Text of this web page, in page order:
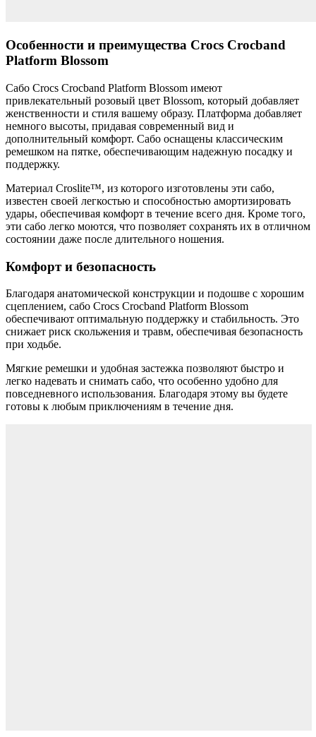
Особенности и преимущества Crocs Crocband
Platform Blossom
Сабо Crocs Crocband Platform Blossom имеют
привлекательный розовый цвет Blossom, который добавляет
женственности и стиля вашему образу. Платформа добавляет
немного высоты, придавая современный вид и
дополнительный комфорт. Сабо оснащены классическим
ремешком на пятке, обеспечивающим надежную посадку и
поддержку.
Материал Croslite™, из которого изготовлены эти сабо,
известен своей легкостью и способностью амортизировать
удары, обеспечивая комфорт в течение всего дня. Кроме того,
эти сабо легко моются, что позволяет сохранять их в отличном
состоянии даже после длительного ношения.
Комфорт и безопасность
Благодаря анатомической конструкции и подошве с хорошим
сцеплением, сабо Crocs Crocband Platform Blossom
обеспечивают оптимальную поддержку и стабильность. Это
снижает риск скольжения и травм, обеспечивая безопасность
при ходьбе.
Мягкие ремешки и удобная застежка позволяют быстро и
легко надевать и снимать сабо, что особенно удобно для
повседневного использования. Благодаря этому вы будете
готовы к любым приключениям в течение дня.